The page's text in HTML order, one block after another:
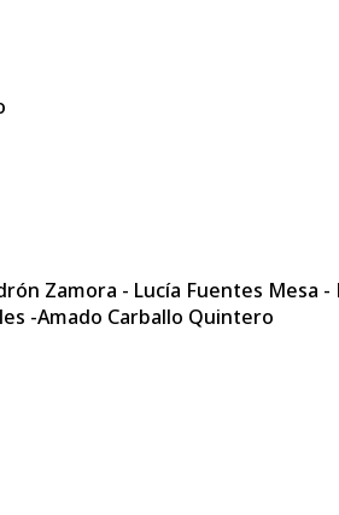
Zamora - Lucía Fuentes Mesa
-Amado Carballo Quintero